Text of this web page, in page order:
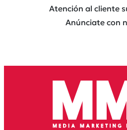
Atención al cliente
Anúnciate con